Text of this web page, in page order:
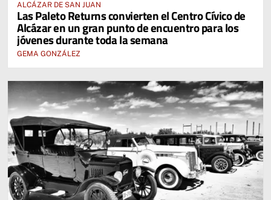
ALCÁZAR DE SAN JUAN
Las Paleto Returns convierten el Centro Cívico de
Alcázar en un gran punto de encuentro para los
jóvenes durante toda la semana
GEMA GONZÁLEZ